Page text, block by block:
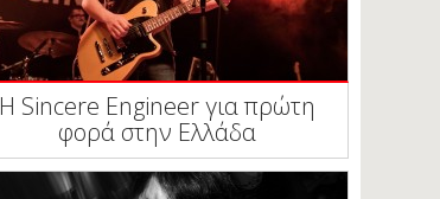
Η Sincere Engineer για πρώτη
φορά στην Ελλάδα